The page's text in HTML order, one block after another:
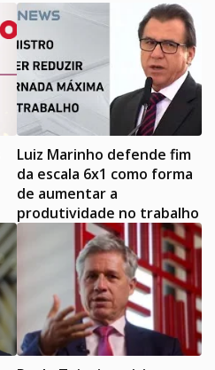
Luiz Marinho defende fim
da escala 6x1 como forma
de aumentar a
produtividade no trabalho